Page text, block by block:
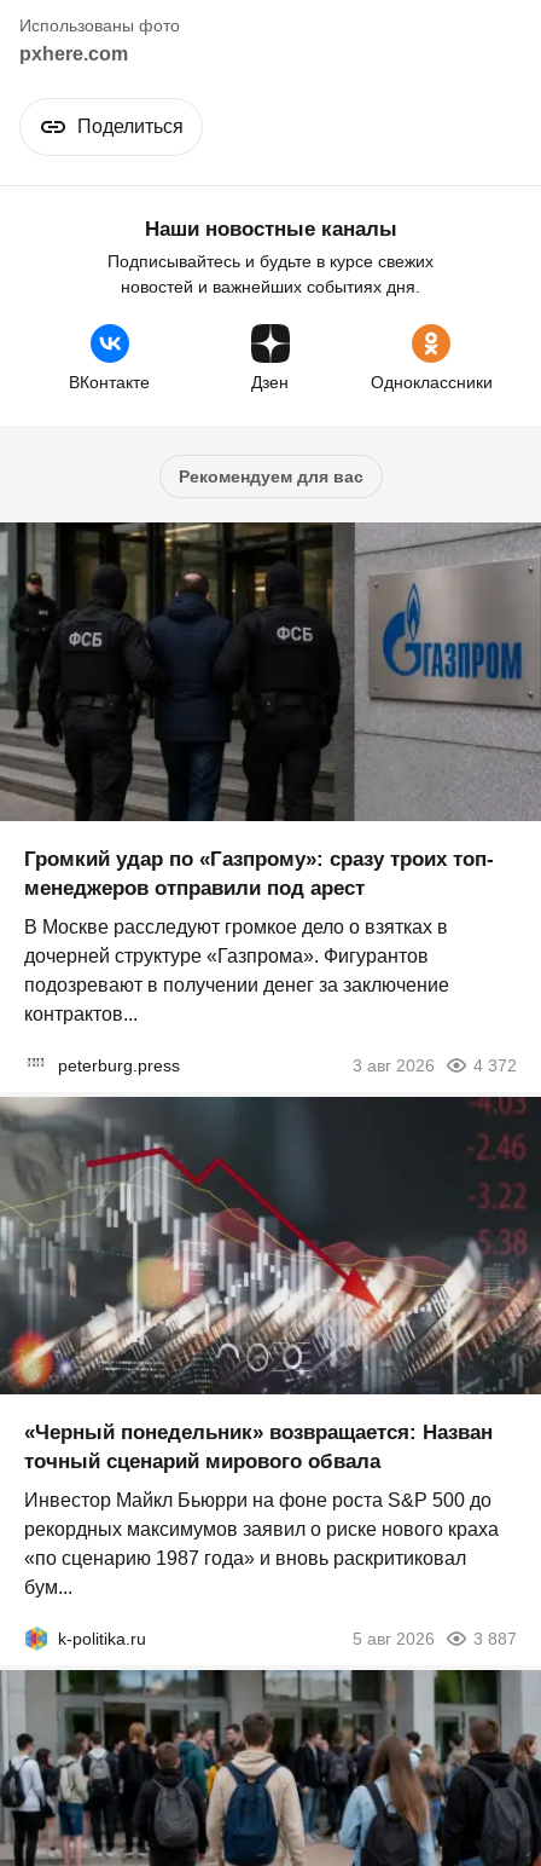
pxhere.com
Поделиться
Наши новостные каналы
Подписывайтесь и будьте в курсе свежих
новостей и важнейших событиях дня.
ВКонтакте Дзен Одноклассники
Рекомендуем для вас
Громкий удар по «Газпрому»: сразу троих топ-
менеджеров отправили под арест
В Москве расследуют громкое дело о взятках в
дочерней структуре «Газпрома». Фигурантов
подозревают в получении денег за заключение
контрактов...
peterburg.press 3 авг 2026 4 372
«Черный понедельник» возвращается: Назван
точный сценарий мирового обвала
Инвестор Майкл Бьюрри на фоне роста S&P 500 до
рекордных максимумов заявил о риске нового краха
«по сценарию 1987 года» и вновь раскритиковал
бум...
k-politika.ru 5 авг 2026 3 887